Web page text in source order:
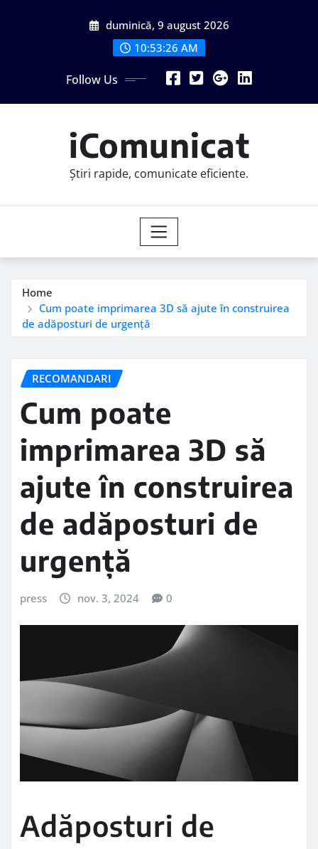
duminică, 9 august 2026
10:53:28 AM
Follow Us
iComunicat
Știri rapide, comunicate eficiente.
Home
Cum poate imprimarea 3D să ajute în construirea
de adăposturi de urgență
RECOMANDARI
Cum poate
imprimarea 3D să
ajute în construirea
de adăposturi de
urgență
press nov. 3, 2024 0
Adăposturi de